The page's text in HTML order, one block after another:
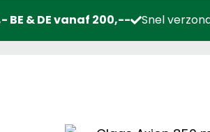
BE & DE vanaf 200,-- Snel